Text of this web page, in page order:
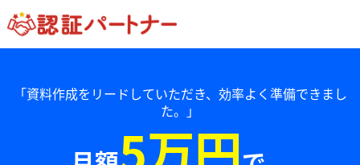
「資料作成をリードしていただき、効率よく準備できまし
た。」
5万円